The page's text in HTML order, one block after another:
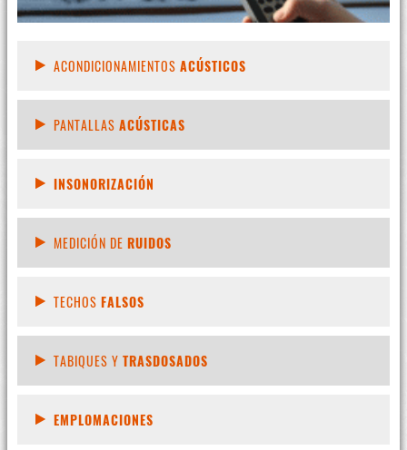
ACONDICIONAMIENTOS ACÚSTICOS
PANTALLAS ACÚSTICAS
INSONORIZACIÓN
MEDICIÓN DE RUIDOS
TECHOS FALSOS
TABIQUES Y TRASDOSADOS
EMPLOMACIONES